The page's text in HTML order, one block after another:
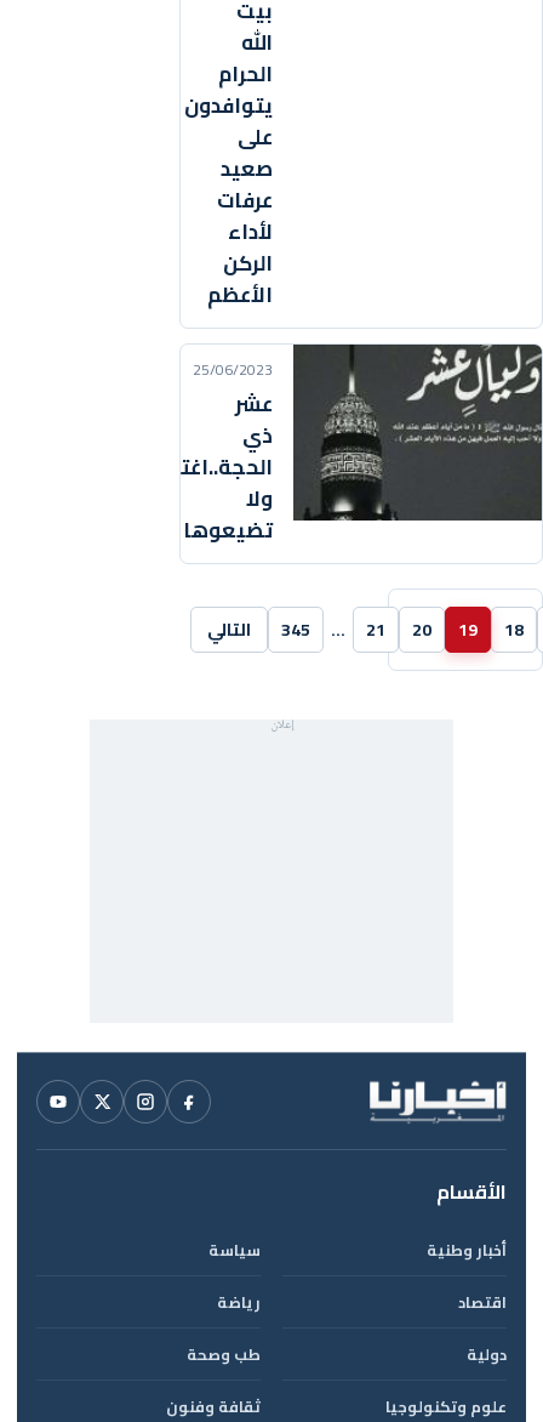
بيت
الله
الحرام
يتوافدون
على
صعيد
عرفات
لأداء
الركن
الأعظم
25/06/2023
عشر
ذي
الحجة..اغتنموها
ولا
تضيعوها
18
19
20
21
…
345 التالي
الأقسام
أخبار وطنية
سياسة
اقتصاد
رياضة
دولية
طب وصحة
علوم وتكنولوجيا
ثقافة وفنون